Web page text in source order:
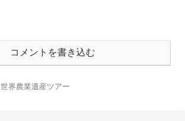
コメントを書き込む
世界農業遺産ツアー